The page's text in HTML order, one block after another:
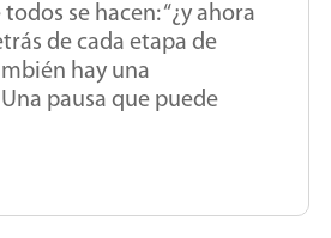
se hacen: “¿y ahora
de cada etapa de
hay una
pausa que puede